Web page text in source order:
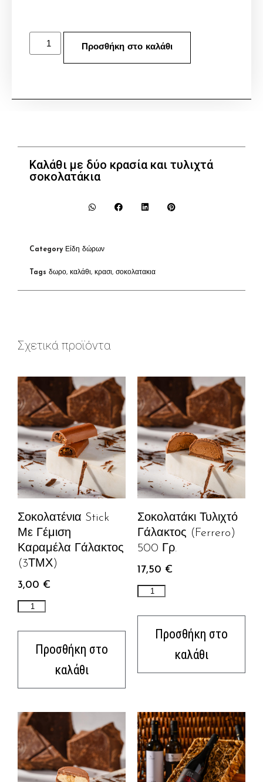
Προσθήκη στο καλάθι
Καλάθι με δύο κρασία και τυλιχτά
σοκολατάκια
Category Είδη δώρων
Tags δωρο, καλάθι, κρασι, σοκολατακια
Σχετικά προϊόντα
Σοκολατένια Stick
Με Γέμιση
Καραμέλα Γάλακτος
(3ΤΜΧ)
3,00 €
Προσθήκη στο
καλάθι
Σοκολατάκι Τυλιχτό
Γάλακτος (ferrero)
500 Γρ.
17,50 €
Προσθήκη στο
καλάθι